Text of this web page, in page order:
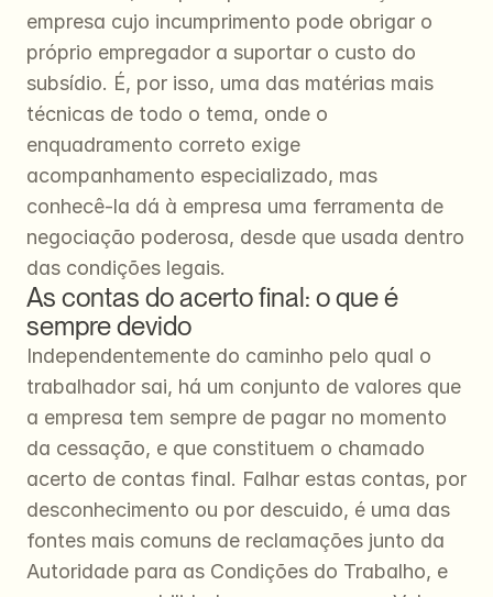
empresa cujo incumprimento pode obrigar o
próprio empregador a suportar o custo do
subsídio. É, por isso, uma das matérias mais
técnicas de todo o tema, onde o
enquadramento correto exige
acompanhamento especializado, mas
conhecê-la dá à empresa uma ferramenta de
negociação poderosa, desde que usada dentro
das condições legais.
As contas do acerto final: o que é
sempre devido
Independentemente do caminho pelo qual o
trabalhador sai, há um conjunto de valores que
a empresa tem sempre de pagar no momento
da cessação, e que constituem o chamado
acerto de contas final. Falhar estas contas, por
desconhecimento ou por descuido, é uma das
fontes mais comuns de reclamações junto da
Autoridade para as Condições do Trabalho, e